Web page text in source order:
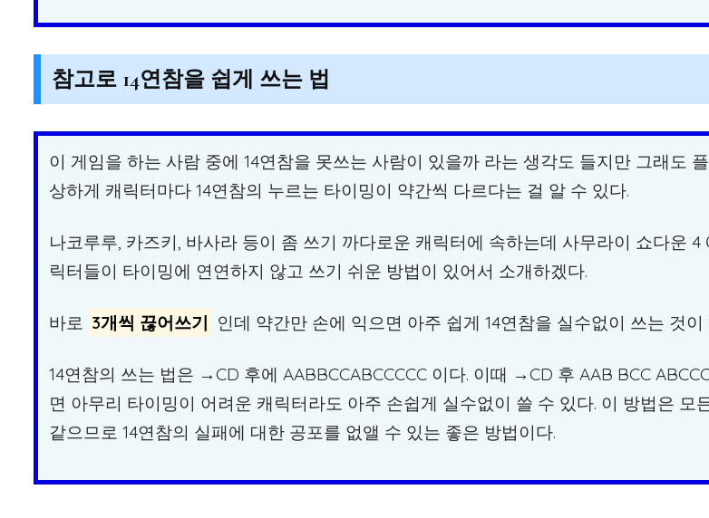
참고로 14연참을 쉽게 쓰는 법
이 게임을 하는 사람 중에 14연참을 못쓰는 사람이 있을까 라는 생각도 들지만 그래도
상하게 캐릭터마다 14연참의 누르는 타이밍이 약간씩 다르다는 걸 알 수 있다.
나코루루, 카즈키, 바사라 등이 좀 쓰기 까다로운 캐릭터에 속하는데 사무라이 쇼다운 4
릭터들이 타이밍에 연연하지 않고 쓰기 쉬운 방법이 있어서 소개하겠다.
바로 3개씩 끊어쓰기 인데 약간만 손에 익으면 아주 쉽게 14연참을 실수없이 쓰는 것이
14연참의 쓰는 법은 →CD 후에 AABBCCABCCCCC 이다. 이때 →CD 후 AAB BCC
면 아무리 타이밍이 어려운 캐릭터라도 아주 손쉽게 실수없이 쓸 수 있다. 이 방법은 모
같으므로 14연참의 실패에 대한 공포를 없앨 수 있는 좋은 방법이다.